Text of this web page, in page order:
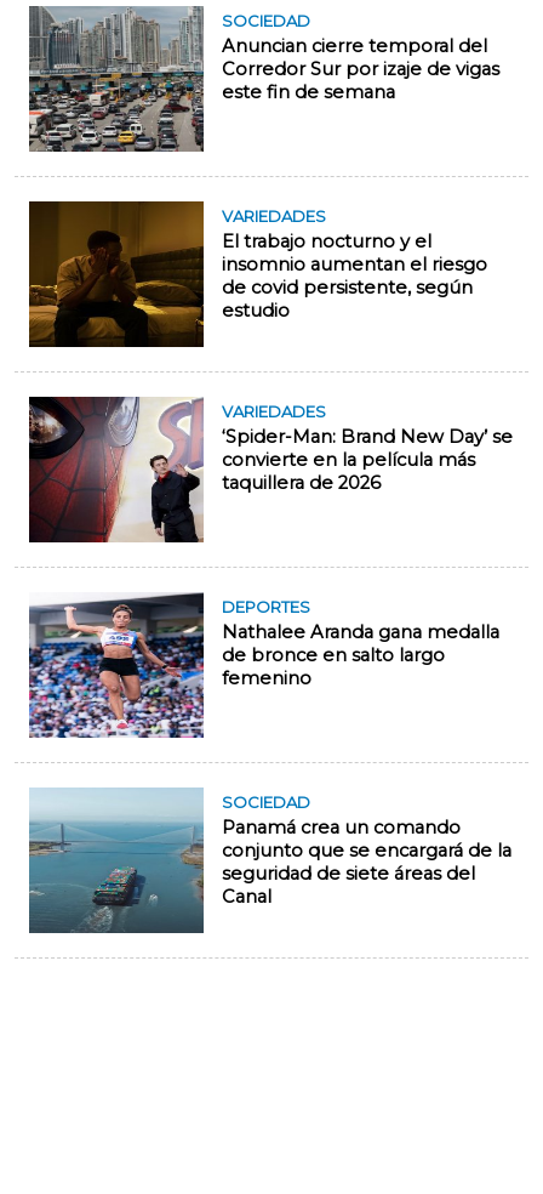
SOCIEDAD
Anuncian cierre temporal del
Corredor Sur por izaje de vigas
este fin de semana
VARIEDADES
El trabajo nocturno y el
insomnio aumentan el riesgo
de covid persistente, según
estudio
VARIEDADES
‘Spider-Man: Brand New Day’ se
convierte en la película más
taquillera de 2026
DEPORTES
Nathalee Aranda gana medalla
de bronce en salto largo
femenino
SOCIEDAD
Panamá crea un comando
conjunto que se encargará de la
seguridad de siete áreas del
Canal